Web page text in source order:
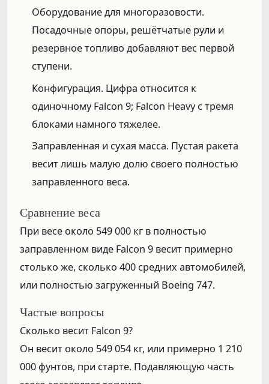
Оборудование для многоразовости.
Посадочные опоры, решётчатые рули и
резервное топливо добавляют вес первой
ступени.
Конфигурация. Цифра относится к
одиночному Falcon 9; Falcon Heavy с тремя
блоками намного тяжелее.
Заправленная и сухая масса. Пустая ракета
весит лишь малую долю своего полностью
заправленного веса.
Сравнение веса
При весе около 549 000 кг в полностью
заправленном виде Falcon 9 весит примерно
столько же, сколько 400 средних автомобилей,
или полностью загруженный Boeing 747.
Частые вопросы
Сколько весит Falcon 9?
Он весит около 549 054 кг, или примерно 1 210
000 фунтов, при старте. Подавляющую часть